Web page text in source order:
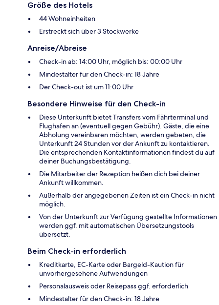
Größe des Hotels
44 Wohneinheiten
Erstreckt sich über 3 Stockwerke
Anreise/Abreise
Check-in ab: 14:00 Uhr, möglich bis: 00:00 Uhr
Mindestalter für den Check-in: 18 Jahre
Der Check-out ist um 11:00 Uhr
Besondere Hinweise für den Check-in
Diese Unterkunft bietet Transfers vom Fährterminal und
Flughafen an (eventuell gegen Gebühr). Gäste, die eine
Abholung vereinbaren möchten, werden gebeten, die
Unterkunft 24 Stunden vor der Ankunft zu kontaktieren.
Die entsprechenden Kontaktinformationen findest du auf
deiner Buchungsbestätigung.
Die Mitarbeiter der Rezeption heißen dich bei deiner
Ankunft willkommen.
Außerhalb der angegebenen Zeiten ist ein Check-in nicht
möglich.
Von der Unterkunft zur Verfügung gestellte Informationen
werden ggf. mit automatischen Übersetzungstools
übersetzt.
Beim Check-in erforderlich
Kreditkarte, EC-Karte oder Bargeld-Kaution für
unvorhergesehene Aufwendungen
Personalausweis oder Reisepass ggf. erforderlich
Mindestalter für den Check-in: 18 Jahre